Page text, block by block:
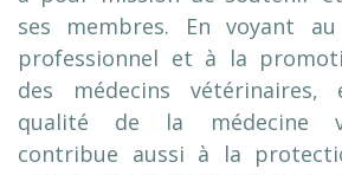
ses membres. En voyant au
professionnel et à la
des médecins
qualité de la médecine
contribue aussi à la